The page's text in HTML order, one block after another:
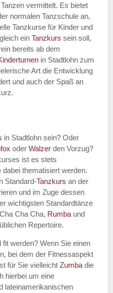
*
vermittelt. Es bietet
normalen Tanzschule an,
Tanzkurse für Kinder und
ein Tanzkurs sein soll,
bereits ab dem
in Stadtlohn zum
Art die Entwicklung
und auch der Spaß an
in Stadtlohn sein? Oder
oder Walzer den Vorzug?
ist es stets
thematisiert werden.
Standard-Tanzkurs an der
und im Zuge dessen
wichtigsten Standardtänze
Cha Cha, Rumba und
Repertoire.
werden? Wenn Sie einen
bei dem der Fitnessaspekt
für Sie vielleicht Zumba die
hierbei um eine
lateinamerikanischen